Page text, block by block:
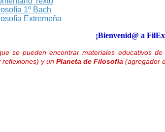
1º Bach
Extremeña
¡Bienvenid@ a
se pueden encontrar materiales educativos
reflexiones) y un Planeta de Filosofía (agregador